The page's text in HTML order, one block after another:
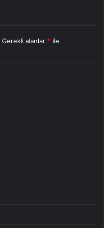
Gerekli alanlar * ile